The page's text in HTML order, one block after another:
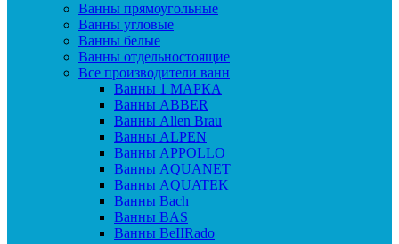
Ванны прямоугольные
Ванны угловые
Ванны белые
Ванны отдельностоящие
Все производители ванн
Ванны 1 МАРКА
Ванны ABBER
Ванны Allen Brau
Ванны ALPEN
Ванны APPOLLO
Ванны AQUANET
Ванны AQUATEK
Ванны Bach
Ванны BAS
Ванны BeIIRado